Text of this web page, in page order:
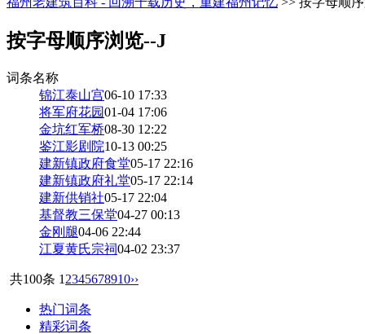
按字母顺序浏览--J
词条名称
锦江泰山宫06-10 17:33
将军府花园01-04 17:06
金坑红军桥08-30 12:22
鉴江影剧院10-13 00:25
建新镇政府食堂05-17 22:16
建新镇政府礼堂05-17 22:14
建新供销社05-17 22:04
基督教三保堂04-27 00:13
金刚腿04-06 22:44
江夏黄氏宗祠04-02 23:37
共100条 1 2345678910››
热门词条
精彩词条